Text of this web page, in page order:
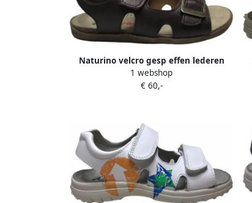
Naturino velcro gesp effen lederen
sandalen Stream Dk bruin
1 webshop
€ 60,-